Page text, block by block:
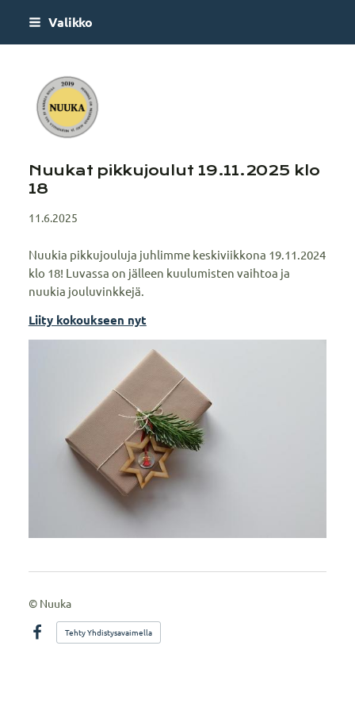
Siirry
Valikko
Nuuka
Nuukat pikkujoulut 19.11.2025 klo
18
11.6.2025
Nuukia pikkujouluja juhlimme keskiviikkona 19.11.2024
klo 18! Luvassa on jälleen kuulumisten vaihtoa ja
nuukia jouluvinkkejä.
Liity kokoukseen nyt
© Nuuka
Facebook
Tehty Yhdistysavaimella